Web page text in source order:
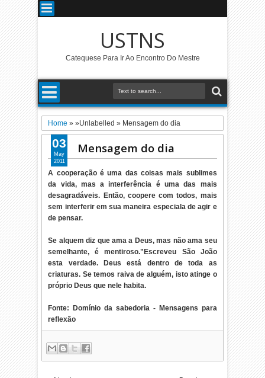
USTNS
Catequese Para Ir Ao Encontro Do Mestre
Home » »Unlabelled » Mensagem do dia
Mensagem do dia
A cooperação é uma das coisas mais sublimes
da vida, mas a interferência é uma das mais
desagradáveis. Então, coopere com todos, mais
sem interferir em sua maneira especiala de agir e
de pensar.
Se alquem diz que ama a Deus, mas não ama seu
semelhante, é mentiroso."Escreveu São João
esta verdade. Deus está dentro de toda as
criaturas. Se temos raiva de alguém, isto atinge o
próprio Deus que nele habita.
Fonte: Domínio da sabedoria - Mensagens para
reflexão
03
May
2011